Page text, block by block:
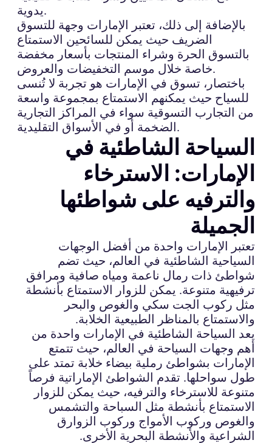
يدوية.
بالإضافة إلى ذلك، تعتبر الإمارات وجهة للتسوق
الضريف حيث يمكن للسائحين الاستمتاع
بالتسوق الحرة وشراء المنتجات بأسعار مخفضة
خاصة خلال موسم التخفيضات والعروض.
باختصار، تسوق في الإمارات هو تجربة لا تُنسى
للسياح حيث يمكنهم الاستمتاع بمجموعة واسعة
من التجارب التسوقية سواء في المراكز التجارية
الضخمة أو في الأسواق التقليدية.
السياحة الشاطئية في
الإمارات: الاسترخاء
والترفيه على شواطئها
الجميلة
تعتبر الإمارات واحدة من أفضل الوجهات
السياحية الشاطئية في العالم، حيث تضم
شواطئ ذات رمال ناعمة ومياه صافية ومرافق
ترفيهية متنوعة. يمكن للزوار الاستمتاع بأنشطة
مثل ركوب الجت سكي والغوص والبحر
والاستمتاع بالمناظر الطبيعية الخلابة.
يعد السياحة الشاطئية في الإمارات واحدة من
أهم وجهات السياحة في العالم، حيث تتمتع
الإمارات بشواطئ رملية بيضاء خلابة تمتد على
طول سواحلها. تقدم الشواطئ الإماراتية فرصاً
متنوعة للاسترخاء والترفيه، حيث يمكن للزوار
الاستمتاع بأنشطة مثل السباحة والتشمس
والغوص وركوب الأمواج وركوب الزوارق
الشراعية والأنشطة البحرية الأخرى.